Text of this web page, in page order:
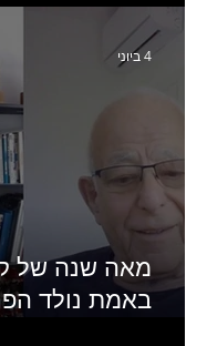
מנכ״לית
מאה שנה של
באמת נולד
4 ביוני